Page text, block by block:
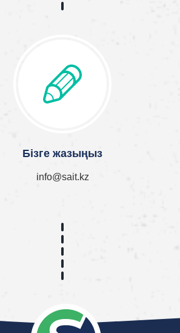
Бізге жазыңыз
info@sait.kz